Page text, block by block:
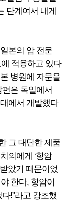
단계여서 내게
본의 암 전문
적용하고 있다
병원에 자문을
은 독일에서
에서 개발했다
그 대단한 제품
의에게 ‘항암
았기 때문이었
한다, 항암이
!”라고 강조했